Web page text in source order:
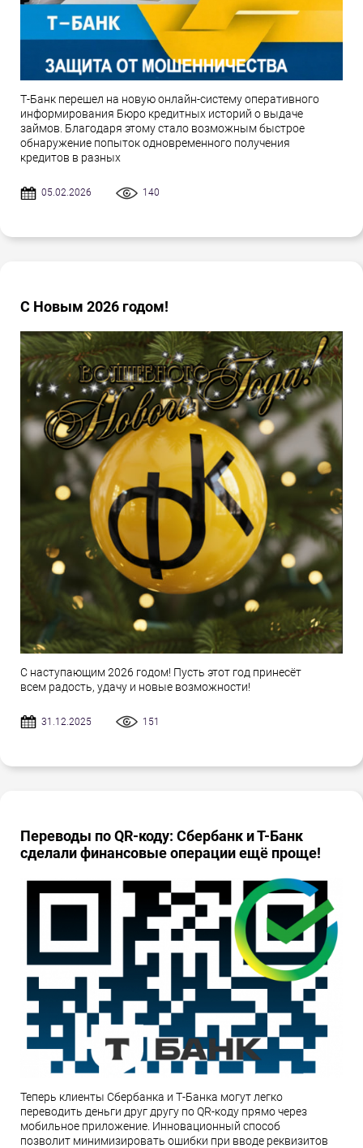
Т-Банк перешел на новую онлайн-систему оперативного
информирования Бюро кредитных историй о выдаче
займов. Благодаря этому стало возможным быстрое
обнаружение попыток одновременного получения
кредитов в разных
05.02.2026 140
С Новым 2026 годом!
С наступающим 2026 годом! Пусть этот год принесёт
всем радость, удачу и новые возможности!
31.12.2025 151
Переводы по QR-коду: Сбербанк и Т-Банк
сделали финансовые операции ещё проще!
Теперь клиенты Сбербанка и Т-Банка могут легко
переводить деньги друг другу по QR-коду прямо через
мобильное приложение. Инновационный способ
позволит минимизировать ошибки при вводе реквизитов